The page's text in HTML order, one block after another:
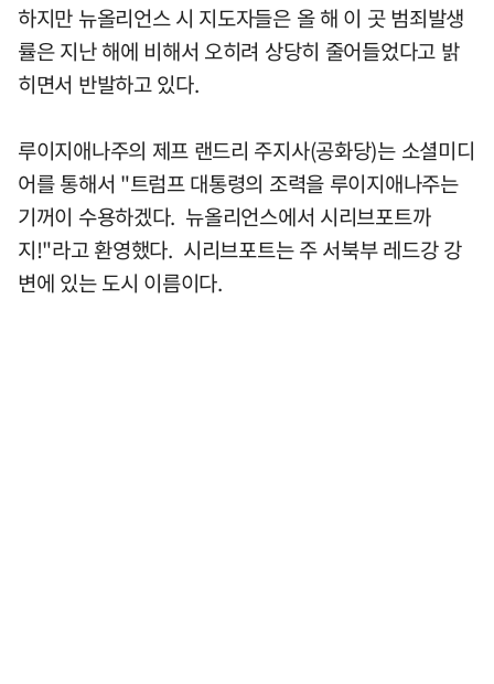
하지만 뉴올리언스 시 지도자들은 올 해 이 곳 범죄발생
률은 지난 해에 비해서 오히려 상당히 줄어들었다고 밝
히면서 반발하고 있다.
루이지애나주의 제프 랜드리 주지사(공화당)는 소셜미디
어를 통해서 "트럼프 대통령의 조력을 루이지애나주는
기꺼이 수용하겠다. 뉴올리언스에서 시리브포트까
지!"라고 환영했다. 시리브포트는 주 서북부 레드강 강
변에 있는 도시 이름이다.